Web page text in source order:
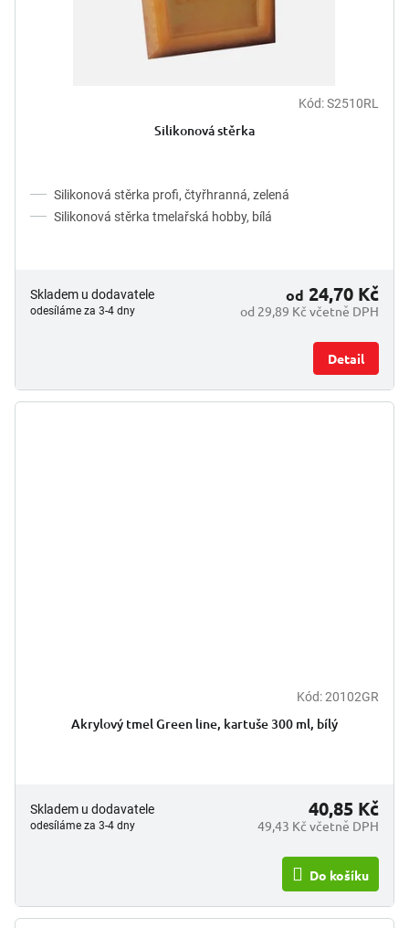
z
Kód:S2510RL
Silikonová stěrka
Silikonová stěrka profi, čtyřhranná, zelená
Silikonová stěrka tmelařská hobby, bílá
Skladem u dodavatele
odesíláme za 3-4 dny od 29,89 Kč včetně DPH
od 24,70 Kč
Detail
Kód:20102GR
Akrylový tmel Green line, kartuše 300 ml, bílý
Skladem u dodavatele
odesíláme za 3-4 dny 49,43 Kč včetně DPH
40,85 Kč
Do košíku